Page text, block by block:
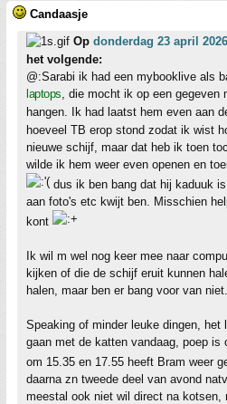
Candaasje
Op donderdag 23 april
het volgende:
@:Sarabi ik had een mybooklive als
laptops, die mocht ik op een gegeven
hangen. Ik had laatst hem even aan
hoeveel TB erop stond zodat ik wist
nieuwe schijf, maar dat heb ik toen
wilde ik hem weer even openen en
dus ik ben bang dat hij kaduuk
aan foto's etc kwijt ben. Misschien
kont
Ik wil m wel nog keer mee naar
kijken of die de schijf eruit kunnen
halen, maar ben er bang voor van niet.
Speaking of minder leuke dingen, het
gaan met de katten vandaag, poep is
om 15.35 en 17.55 heeft Bram weer
daarna zn tweede deel van avond
meestal ook niet wil direct na kotsen,